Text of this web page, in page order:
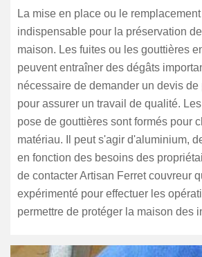
La mise en place ou le
indispensable pour la préservation
maison. Les fuites ou les gouttières
peuvent entraîner des dégâts
nécessaire de demander un devis
pour assurer un travail de qualité.
pose de gouttières sont formés pour
matériau. Il peut s'agir d'aluminium,
en fonction des besoins des
de contacter Artisan Ferret couvreur
expérimenté pour effectuer les
permettre de protéger la maison des